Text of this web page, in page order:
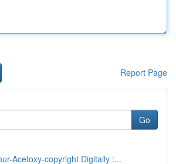
Report Page
Go
Acetoxy-copyright Digitally :...